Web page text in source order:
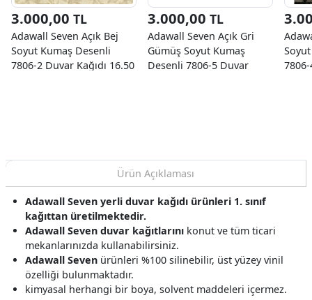
3.000,00 TL
Adawall Seven Açık Bej
Soyut Kumaş Desenli
7806-2 Duvar Kağıdı 16.50
3.000,00 TL
Adawall Seven Açık Gri
Gümüş Soyut Kumaş
Desenli 7806-5 Duvar
7806-
Ürün Açıklaması
Adawall Seven yerli duvar kağıdı ürünleri 1. sınıf
kağıttan üretilmektedir.
Adawall Seven duvar kağıtlarını konut ve tüm ticari
mekanlarınızda kullanabilirsiniz.
Adawall Seven ürünleri %100 silinebilir, üst yüzey vinil
özelliği bulunmaktadır.
kimyasal herhangi bir boya, solvent maddeleri içermez.